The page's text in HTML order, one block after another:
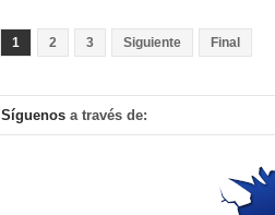
1 2 3 Siguiente Final
Síguenos a través de: